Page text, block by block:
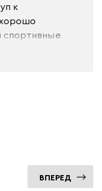
к
спортивные
и т.д.
ВПЕРЕД